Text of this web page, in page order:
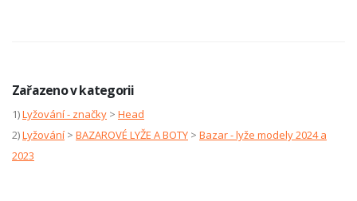
Zařazeno v kategorii
1)Lyžování - značky > Head
2)Lyžování > BAZAROVÉ LYŽE A BOTY > Bazar - lyže modely 2024 a
2023